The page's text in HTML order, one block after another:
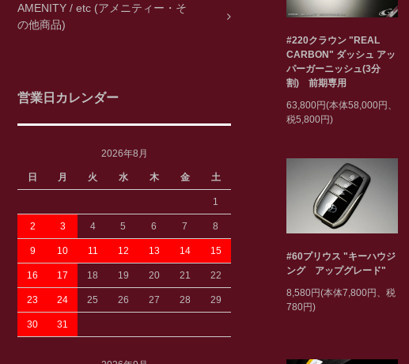
AMENITY / etc (アメニティー・そ
の他商品)
営業日カレンダー
2026年8月
日 月 火 水 木 金 土
1
2 3 4 5 6 7 8
9 10 11 12 13 14 15
16 17 18 19 20 21 22
23 24 25 26 27 28 29
30 31
#220クラウン "REAL
CARBON" ダッシュ アッ
パーガーニッシュ(3分
割) 前期専用
63,800円(本体58,000円、
税5,800円)
#60プリウス "キーハウジ
ング アップグレード"
8,580円(本体7,800円、税
780円)